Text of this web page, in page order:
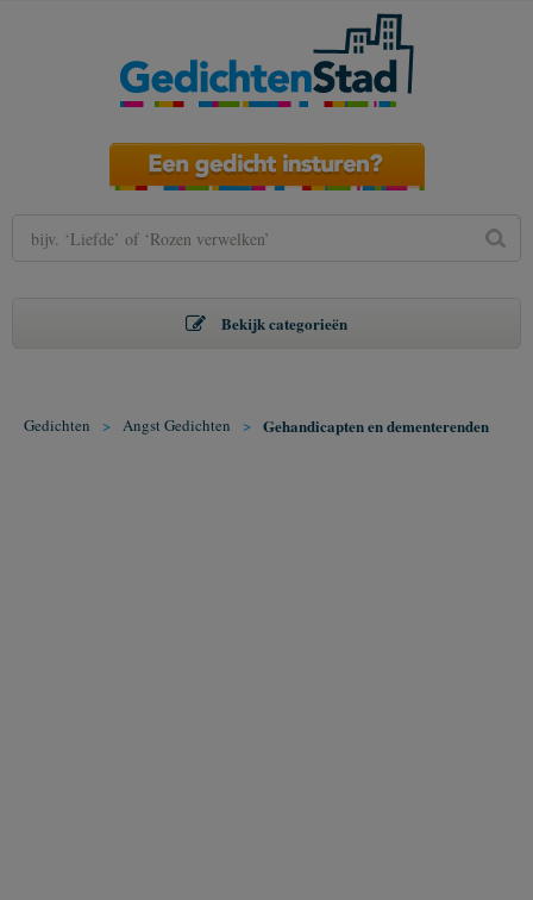
Bekijk categorieën
Gedichten > Angst Gedichten > Gehandicapten en dementerenden